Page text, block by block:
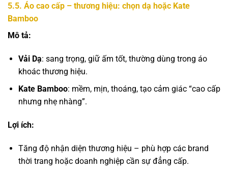
5.5. Áo cao cấp – thương hiệu: chọn dạ hoặc Kate
Bamboo
Mô tả:
Vải Dạ: sang trọng, giữ ấm tốt, thường dùng trong áo
khoác thương hiệu.
Kate Bamboo: mềm, mịn, thoáng, tạo cảm giác “cao cấp
nhưng nhẹ nhàng”.
Lợi ích:
Tăng độ nhận diện thương hiệu – phù hợp các brand
thời trang hoặc doanh nghiệp cần sự đẳng cấp.